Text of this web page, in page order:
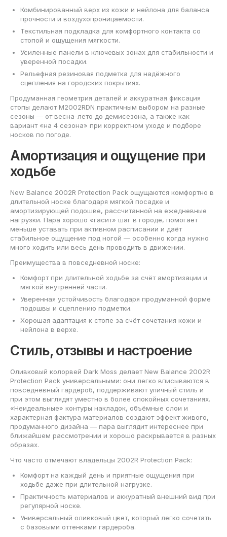
Комбинированный верх из кожи и нейлона для баланса
прочности и воздухопроницаемости.
Текстильная подкладка для комфортного контакта со
стопой и ощущения мягкости.
Усиленные панели в ключевых зонах для стабильности и
уверенной посадки.
Рельефная резиновая подметка для надёжного
сцепления на городских покрытиях.
Продуманная геометрия деталей и аккуратная фиксация
стопы делают M2002RDN практичным выбором на разные
сезоны — от весна-лето до демисезона, а также как
вариант «на 4 сезона» при корректном уходе и подборе
носков по погоде.
Амортизация и ощущение при
ходьбе
New Balance 2002R Protection Pack ощущаются комфортно в
длительной носке благодаря мягкой посадке и
амортизирующей подошве, рассчитанной на ежедневные
нагрузки. Пара хорошо «гасит» шаг в городе, помогает
меньше уставать при активном расписании и даёт
стабильное ощущение под ногой — особенно когда нужно
много ходить или весь день проводить в движении.
Преимущества в повседневной носке:
Комфорт при длительной ходьбе за счёт амортизации и
мягкой внутренней части.
Уверенная устойчивость благодаря продуманной форме
подошвы и сцеплению подметки.
Хорошая адаптация к стопе за счёт сочетания кожи и
нейлона в верхе.
Стиль, отзывы и настроение
Оливковый колорвей Dark Moss делает New Balance 2002R
Protection Pack универсальными: они легко вписываются в
повседневный гардероб, поддерживают уличный стиль и
при этом выглядят уместно в более спокойных сочетаниях.
«Неидеальные» контуры накладок, объёмные слои и
характерная фактура материалов создают эффект живого,
продуманного дизайна — пара выглядит интереснее при
ближайшем рассмотрении и хорошо раскрывается в разных
образах.
Что часто отмечают владельцы 2002R Protection Pack:
Комфорт на каждый день и приятные ощущения при
ходьбе даже при длительной нагрузке.
Практичность материалов и аккуратный внешний вид при
регулярной носке.
Универсальный оливковый цвет, который легко сочетать
с базовыми оттенками гардероба.